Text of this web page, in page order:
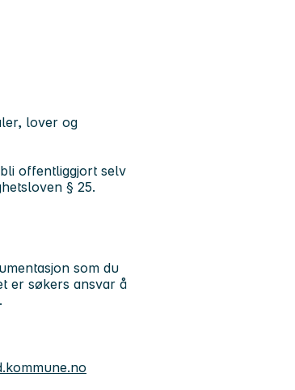
lover og
offentliggjort selv
§ 25.
som du
er søkers ansvar å